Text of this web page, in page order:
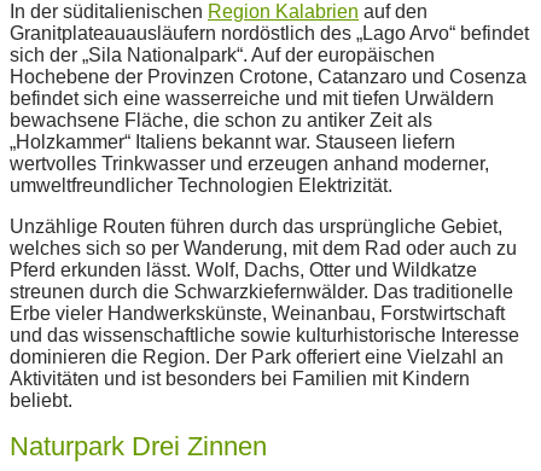
In der süditalienischen Region Kalabrien auf den
Granitplateauausläufern nordöstlich des „Lago Arvo“ befindet
sich der „Sila Nationalpark“. Auf der europäischen
Hochebene der Provinzen Crotone, Catanzaro und Cosenza
befindet sich eine wasserreiche und mit tiefen Urwäldern
bewachsene Fläche, die schon zu antiker Zeit als
„Holzkammer“ Italiens bekannt war. Stauseen liefern
wertvolles Trinkwasser und erzeugen anhand moderner,
umweltfreundlicher Technologien Elektrizität.
Unzählige Routen führen durch das ursprüngliche Gebiet,
welches sich so per Wanderung, mit dem Rad oder auch zu
Pferd erkunden lässt. Wolf, Dachs, Otter und Wildkatze
streunen durch die Schwarzkiefernwälder. Das traditionelle
Erbe vieler Handwerkskünste, Weinanbau, Forstwirtschaft
und das wissenschaftliche sowie kulturhistorische Interesse
dominieren die Region. Der Park offeriert eine Vielzahl an
Aktivitäten und ist besonders bei Familien mit Kindern
beliebt.
Naturpark Drei Zinnen